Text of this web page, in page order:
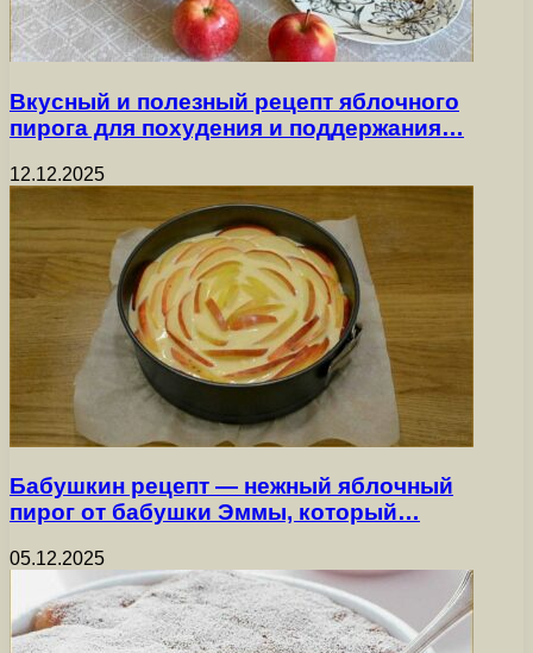
Вкусный и полезный рецепт яблочного
пирога для похудения и поддержания…
12.12.2025
Бабушкин рецепт — нежный яблочный
пирог от бабушки Эммы, который…
05.12.2025